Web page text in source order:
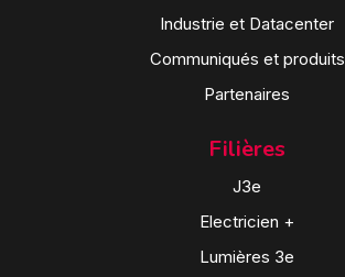
Industrie et Datacenter
Communiqués et produits
Partenaires
Filières
J3e
Electricien +
Lumières 3e